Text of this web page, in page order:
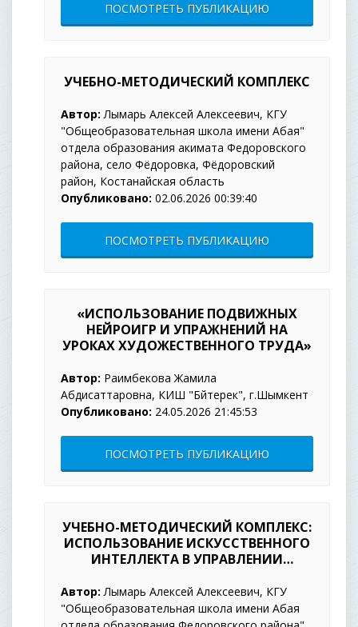
ПОСМОТРЕТЬ ПУБЛИКАЦИЮ
УЧЕБНО-МЕТОДИЧЕСКИЙ КОМПЛЕКС
Автор: Лымарь Алексей Алексеевич, КГУ
"Общеобразовательная школа имени Абая"
отдела образования акимата Федоровского
района, село Фёдоровка, Фёдоровский
район, Костанайская область
Опубликовано: 02.06.2026 00:39:40
ПОСМОТРЕТЬ ПУБЛИКАЦИЮ
«ИСПОЛЬЗОВАНИЕ ПОДВИЖНЫХ
НЕЙРОИГР И УПРАЖНЕНИЙ НА
УРОКАХ ХУДОЖЕСТВЕННОГО ТРУДА»
Автор: Раимбекова Жамила
Абдисаттаровна, КИШ "Бәйтерек", г.Шымкент
Опубликовано: 24.05.2026 21:45:53
ПОСМОТРЕТЬ ПУБЛИКАЦИЮ
УЧЕБНО-МЕТОДИЧЕСКИЙ КОМПЛЕКС:
ИСПОЛЬЗОВАНИЕ ИСКУССТВЕННОГО
ИНТЕЛЛЕКТА В УПРАВЛЕНИИ
Автор: Лымарь Алексей Алексеевич, КГУ
"Общеобразовательная школа имени Абая